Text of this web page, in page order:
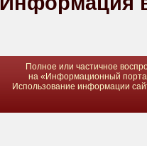
Полное или частичное
на «Информационный
Использование информации